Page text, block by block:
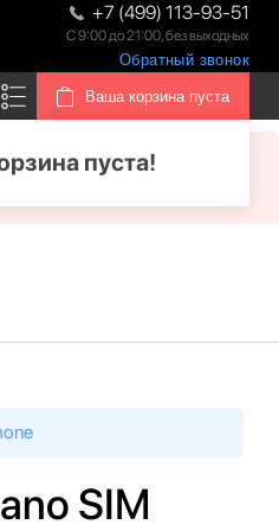
+7 (499) 113-93-51
С 9:00 до 21:00, без выходных
Обратный звонок
Ваша корзина пуста
пуста!
SIM